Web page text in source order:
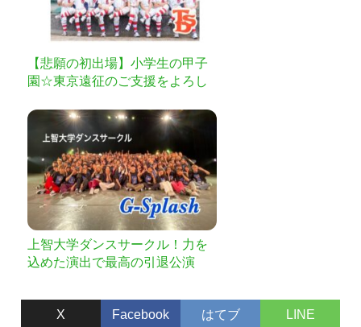
【悲願の初出場】小学生の甲子
園☆東京遠征のご支援をよろし
上智大学ダンスサークル！力を
込めた演出で最高の引退公演
X Facebook はてブ LINE